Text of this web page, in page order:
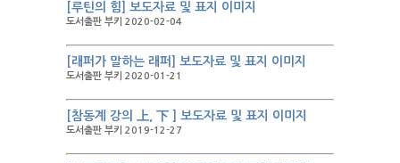
[루틴의 힘] 보도자료 및 표지 이미지
도서출판 부키 2020-02-04
[래퍼가 말하는 래퍼] 보도자료 및 표지 이미지
도서출판 부키 2020-01-21
[참동계 강의 上, 下 ] 보도자료 및 표지 이미지
도서출판 부키 2019-12-27